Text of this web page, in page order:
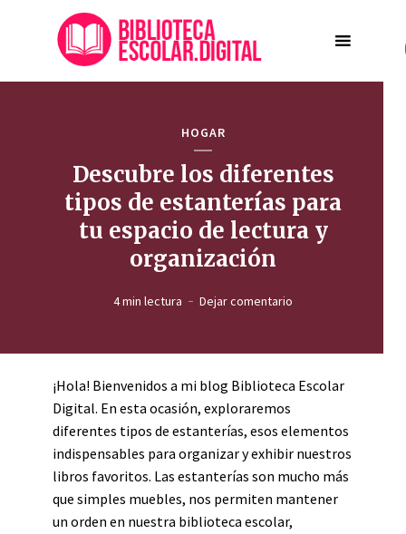
HOGAR
Descubre los diferentes
tipos de estanterías para
tu espacio de lectura y
organización
4 min lectura Dejar comentario
¡Hola! Bienvenidos a mi blog Biblioteca Escolar
Digital. En esta ocasión, exploraremos
diferentes tipos de estanterías, esos elementos
indispensables para organizar y exhibir nuestros
libros favoritos. Las estanterías son mucho más
que simples muebles, nos permiten mantener
un orden en nuestra biblioteca escolar,